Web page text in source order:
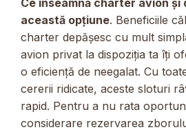
Ce înseamnă charter avion și
această opțiune. Beneficiile
charter depășesc cu mult
avion privat la dispoziția ta îți
o eficiență de neegalat. Cu
cererii ridicate, aceste sloturi
rapid. Pentru a nu rata
considerare rezervarea